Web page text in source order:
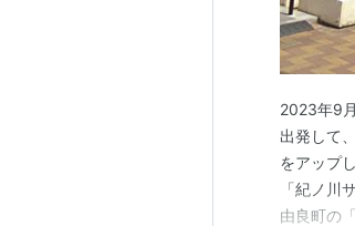
2023年9
出発して
をアップ
「紀ノ
由良町の